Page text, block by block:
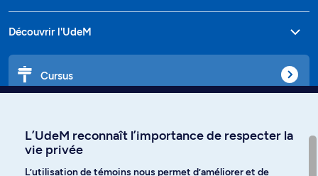
Découvrir l'UdeM
Cursus
L’UdeM reconnaît l’importance de respecter la
vie privée
L’utilisation de témoins nous permet d’améliorer et de